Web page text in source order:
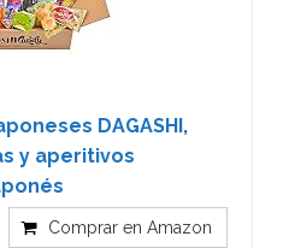
DAGASHI,
y aperitivos
Comprar en Amazon